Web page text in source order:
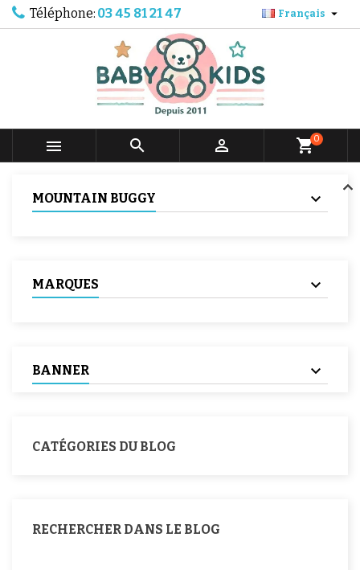
Téléphone: 03 45 81 21 47 Français 
   shopping_cart0
MOUNTAIN BUGGY
MARQUES
BANNER
CATÉGORIES DU BLOG
RECHERCHER DANS LE BLOG